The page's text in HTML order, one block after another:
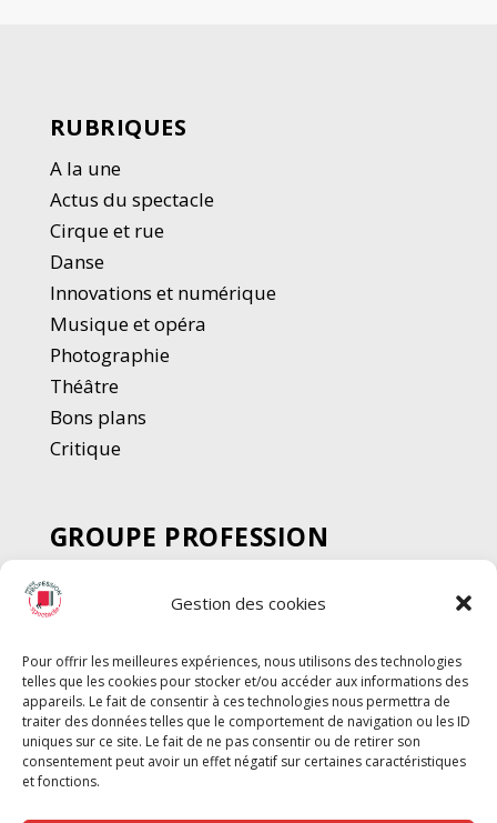
Gestion des cookies
Pour offrir les meilleures expériences, nous utilisons des technologies
telles que les cookies pour stocker et/ou accéder aux informations des
appareils. Le fait de consentir à ces technologies nous permettra de
traiter des données telles que le comportement de navigation ou les ID
uniques sur ce site. Le fait de ne pas consentir ou de retirer son
consentement peut avoir un effet négatif sur certaines caractéristiques
et fonctions.
RUBRIQUES
A la une
Actus du spectacle
Cirque et rue
Danse
Innovations et numérique
Musique et opéra
Photographie
Théâtre
Bons plans
Critique
GROUPE PROFESSION
SPECTACLE
Chèque Intermittents
Chèque Compta
Chèque Emploi Spectacle
G-Pods
Profession Audio-visuel